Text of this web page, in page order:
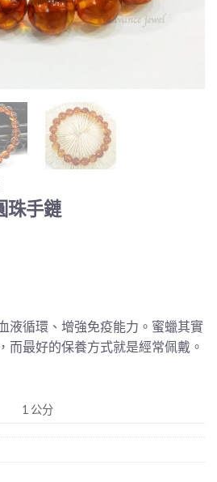
珠手鏈
液循環、增強免疫能力。蜜蠟其實
而最好的保養方式就是經常佩戴。
1 公分